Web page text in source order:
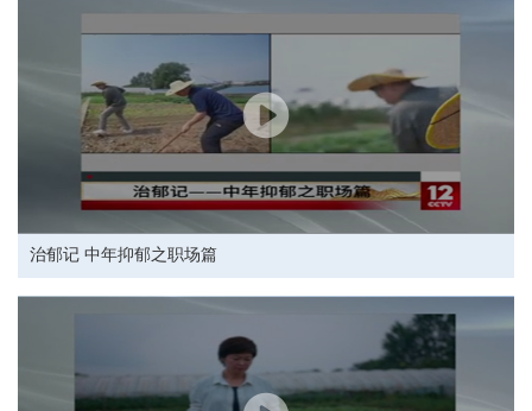
治郁记 中年抑郁之职场篇